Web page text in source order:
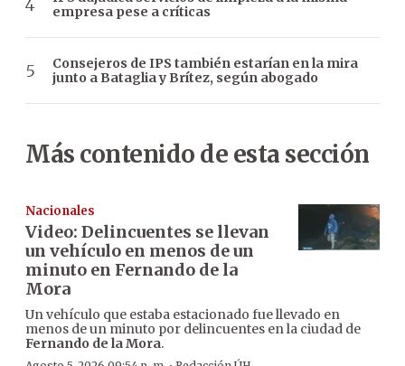
empresa pese a críticas
Consejeros de IPS también estarían en la mira
junto a Bataglia y Brítez, según abogado
Más contenido de esta sección
Nacionales
Video: Delincuentes se llevan
un vehículo en menos de un
minuto en Fernando de la
Mora
Un vehículo que estaba estacionado fue llevado en
menos de un minuto por delincuentes en la ciudad de
Fernando de la Mora.